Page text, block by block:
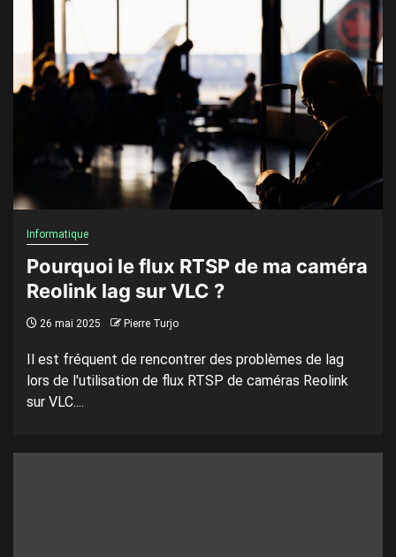
Informatique
Pourquoi le flux RTSP de ma caméra
Reolink lag sur VLC ?
26 mai 2025 Pierre Turjo
Il est fréquent de rencontrer des problèmes de lag
lors de l'utilisation de flux RTSP de caméras Reolink
sur VLC....